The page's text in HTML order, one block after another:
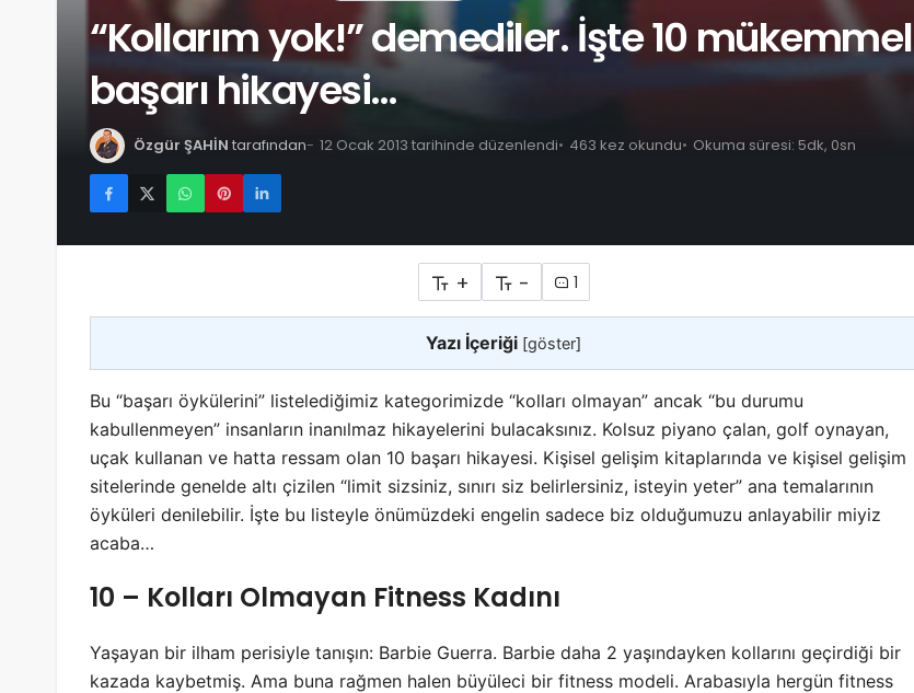
“Kollarım yok!” demediler. İşte 10 mükemmel
başarı hikayesi…
Özgür ŞAHİN tarafından 12 Ocak 2013 tarihinde düzenlendi 463 kez okundu Okuma süresi: 5dk, 0sn
+ - 1
Yazı İçeriği [göster]
Bu “başarı öykülerini” listelediğimiz kategorimizde “kolları olmayan” ancak “bu durumu
kabullenmeyen” insanların inanılmaz hikayelerini bulacaksınız. Kolsuz piyano çalan, golf oynayan,
uçak kullanan ve hatta ressam olan 10 başarı hikayesi. Kişisel gelişim kitaplarında ve kişisel gelişim
sitelerinde genelde altı çizilen “limit sizsiniz, sınırı siz belirlersiniz, isteyin yeter” ana temalarının
öyküleri denilebilir. İşte bu listeyle önümüzdeki engelin sadece biz olduğumuzu anlayabilir miyiz
acaba…
10 – Kolları Olmayan Fitness Kadını
Yaşayan bir ilham perisiyle tanışın: Barbie Guerra. Barbie daha 2 yaşındayken kollarını geçirdiği bir
kazada kaybetmiş. Ama buna rağmen halen büyüleci bir fitness modeli. Arabasıyla hergün fitness